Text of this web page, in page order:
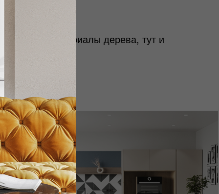
материалы дерева, тут и